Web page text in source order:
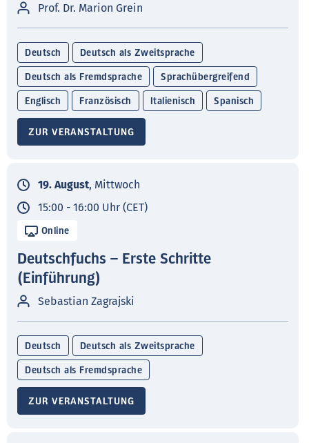
Prof. Dr. Marion Grein
Deutsch Deutsch als Zweitsprache
Deutsch als Fremdsprache Sprachübergreifend
Englisch Französisch Italienisch Spanisch
ZUR VERANSTALTUNG
19. August, Mittwoch
15:00 - 16:00 Uhr (CET)
Online
Deutschfuchs – Erste Schritte
(Einführung)
Sebastian Zagrajski
Deutsch Deutsch als Zweitsprache
Deutsch als Fremdsprache
ZUR VERANSTALTUNG